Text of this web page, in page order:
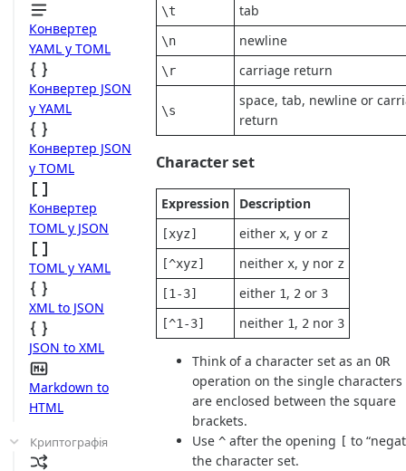
Конвертер
YAML у TOML
Конвертер JSON
у YAML
Конвертер JSON
у TOML
Конвертер
TOML у JSON
TOML у YAML
XML to JSON
JSON to XML
Markdown to
HTML
Криптографія
\t tab
\n newline
\r carriage return
\s
space, tab, newline or
return
Character set
Expression Description
[xyz] either x, y or z
[^xyz] neither x, y nor z
[1-3] either 1, 2 or 3
[^1-3] neither 1, 2 nor 3
Think of a character set as an OR
operation on the single
are enclosed between the square
brackets.
Use ^ after the opening [ to
the character set.